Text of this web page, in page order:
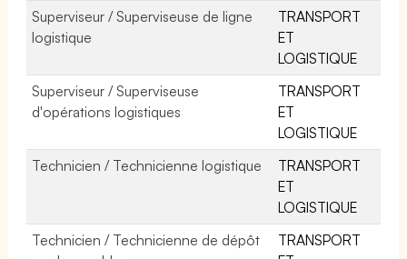
Superviseur / Superviseuse de ligne
logistique
TRANSPORT
ET
LOGISTIQUE
Superviseur / Superviseuse
d'opérations logistiques
TRANSPORT
ET
LOGISTIQUE
Technicien / Technicienne logistique
TRANSPORT
ET
LOGISTIQUE
Technicien / Technicienne de dépôt
TRANSPORT